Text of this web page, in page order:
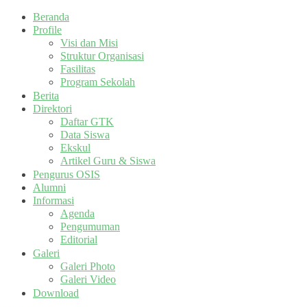
Beranda
Profile
Visi dan Misi
Struktur Organisasi
Fasilitas
Program Sekolah
Berita
Direktori
Daftar GTK
Data Siswa
Ekskul
Artikel Guru & Siswa
Pengurus OSIS
Alumni
Informasi
Agenda
Pengumuman
Editorial
Galeri
Galeri Photo
Galeri Video
Download